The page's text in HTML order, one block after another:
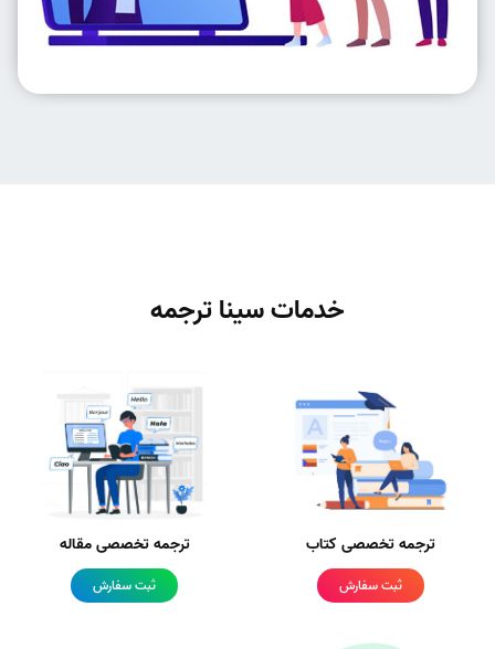
خدمات سینا ترجمه
ترجمه تخصصی کتاب
ثبت سفارش
ترجمه تخصصی مقاله
ثبت سفارش